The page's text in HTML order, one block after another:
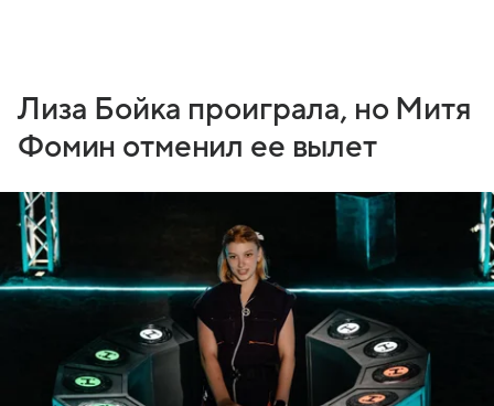
Лиза Бойка проиграла, но Митя
Фомин отменил ее вылет